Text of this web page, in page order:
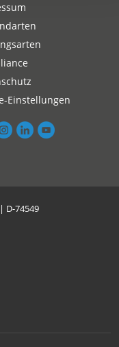
Einstellungen
D-74549